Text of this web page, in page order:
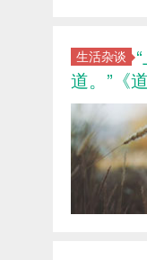
生活杂谈
道。”《